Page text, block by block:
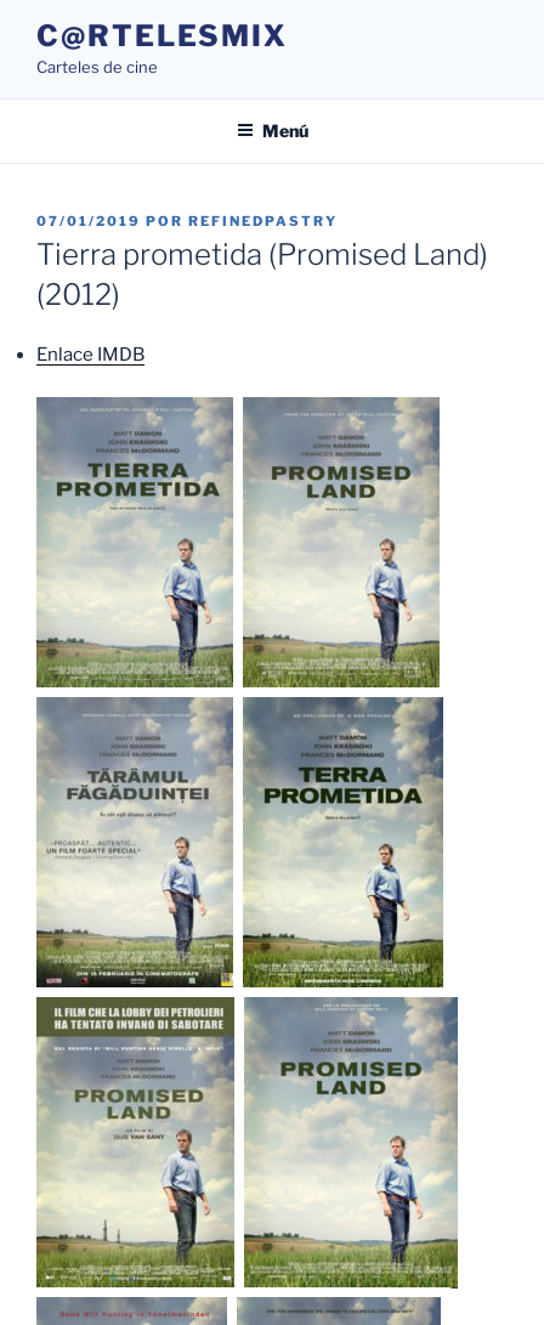
contenido
C@RTELESMIX
Carteles de cine
Menú
PUBLICADO
EL
07/01/2019 POR REFINEDPASTRY
Tierra prometida (Promised Land)
(2012)
Enlace IMDB